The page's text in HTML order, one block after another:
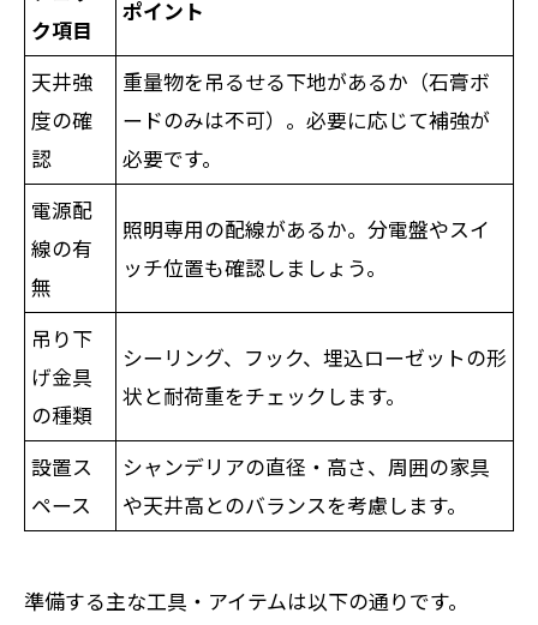
ク項目
ポイント
天井強
度の確
認
重量物を吊るせる下地があるか（石膏ボ
ードのみは不可）。必要に応じて補強が
必要です。
電源配
線の有
無
照明専用の配線があるか。分電盤やスイ
ッチ位置も確認しましょう。
吊り下
げ金具
の種類
シーリング、フック、埋込ローゼットの形
状と耐荷重をチェックします。
設置ス
ペース
シャンデリアの直径・高さ、周囲の家具
や天井高とのバランスを考慮します。
準備する主な工具・アイテムは以下の通りです。